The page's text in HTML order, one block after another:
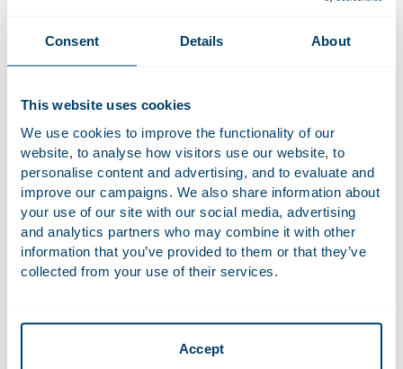
Consent Details About
This website uses cookies
We use cookies to improve the functionality of our
website, to analyse how visitors use our website, to
personalise content and advertising, and to evaluate and
improve our campaigns. We also share information about
your use of our site with our social media, advertising
and analytics partners who may combine it with other
information that you’ve provided to them or that they’ve
collected from your use of their services.
Accept
Time Equities Inc. rondt herfinanciering van €
168 miljoen af voor Nederlands
Nieuws
10 juli 2026
Hoge Raad: Ontruiming in kort geding ondanks
aanhangige vordering tot huurvoortzetting
10 juli 2026
AI-gedreven Diligence Desk genomineerd voor
Financial Times Innovative Lawyers Awards
Deadline overgangsperiode bijkantoorregime
niet-EU banken onder CRD 6 nadert